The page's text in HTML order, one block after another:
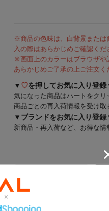
※商品の色味は、白背景または
入の際はあらかじめご確認くだ
※画面上のカラーはブラウザや
あらかじめご了承の上ご注文く
▼ ♡を押してお気に入り登
気になった商品はハートをクリ
商品ごとの再入荷情報を受け取
▼ブランドをお気に入り登録
新商品・再入荷など、お得な
アイテム詳細